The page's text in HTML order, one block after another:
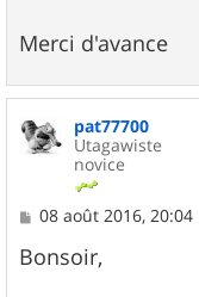
Merci d'avance
pat77700
Utagawiste
novice
M
s
s
08 août 2016, 20:04
Bonsoir,